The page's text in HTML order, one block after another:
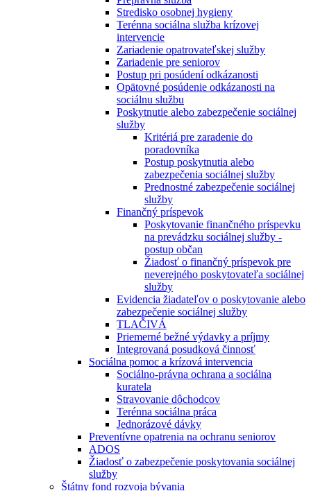
Stredisko osobnej hygieny
Terénna sociálna služba krízovej
intervencie
Zariadenie opatrovateľskej služby
Zariadenie pre seniorov
Postup pri posúdení odkázanosti
Opätovné posúdenie odkázanosti na
sociálnu službu
Poskytnutie alebo zabezpečenie sociálnej
služby
Kritériá pre zaradenie do
poradovníka
Postup poskytnutia alebo
zabezpečenia sociálnej služby
Prednostné zabezpečenie sociálnej
služby
Finančný príspevok
Poskytovanie finančného príspevku
na prevádzku sociálnej služby -
postup občan
Žiadosť o finančný príspevok pre
neverejného poskytovateľa sociálnej
služby
Evidencia žiadateľov o poskytovanie alebo
zabezpečenie sociálnej služby
TLAČIVÁ
Priemerné bežné výdavky a príjmy
Integrovaná posudková činnosť
Sociálna pomoc a krízová intervencia
Sociálno-právna ochrana a sociálna
kuratela
Stravovanie dôchodcov
Terénna sociálna práca
Jednorázové dávky
Preventívne opatrenia na ochranu seniorov
ADOS
Žiadosť o zabezpečenie poskytovania sociálnej
služby
Štátny fond rozvoja bývania